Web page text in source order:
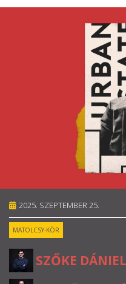
OROSZ KAPCSOLATOK
PEGASUS-MEGFIGYELÉSEK
AZ ORBÁN CSALÁD ÜZLETEI
OFFSHORE TITKOK
CSAPAT
MŰKÖDÉS
TÁMOGATÁS
2025. SZEPTEMBER 25.
MATOLCSY-KÖR
SZŐKE DÁNIEL